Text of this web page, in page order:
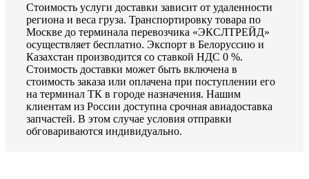
Стоимость услуги доставки зависит от удаленности
региона и веса груза. Транспортировку товара по
Москве до терминала перевозчика «ЭКСЛТРЕЙД»
осуществляет бесплатно. Экспорт в Белоруссию и
Казахстан производится со ставкой НДС 0 %.
Стоимость доставки может быть включена в
стоимость заказа или оплачена при поступлении его
на терминал ТК в городе назначения. Нашим
клиентам из России доступна срочная авиадоставка
запчастей. В этом случае условия отправки
обговариваются индивидуально.